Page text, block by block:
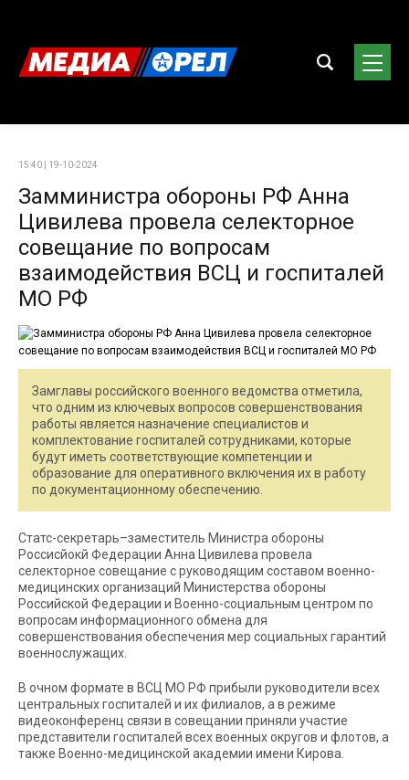
15:40 | 19-10-2024
Замминистра обороны РФ Анна
Цивилева провела селекторное
совещание по вопросам
взаимодействия ВСЦ и госпиталей
МО РФ
Замглавы российского военного ведомства отметила,
что одним из ключевых вопросов совершенствования
работы является назначение специалистов и
комплектование госпиталей сотрудниками, которые
будут иметь соответствующие компетенции и
образование для оперативного включения их в работу
по документационному обеспечению.
Статс-секретарь–заместитель Министра обороны
Россисйокй Федерации Анна Цивилева провела
селекторное совещание с руководящим составом военно-
медицинских организаций Министерства обороны
Российской Федерации и Военно-социальным центром по
вопросам информационного обмена для
совершенствования обеспечения мер социальных гарантий
военнослужащих.
В очном формате в ВСЦ МО РФ прибыли руководители всех
центральных госпиталей и их филиалов, а в режиме
видеоконференц связи в совещании приняли участие
представители госпиталей всех военных округов и флотов, а
также Военно-медицинской академии имени Кирова.